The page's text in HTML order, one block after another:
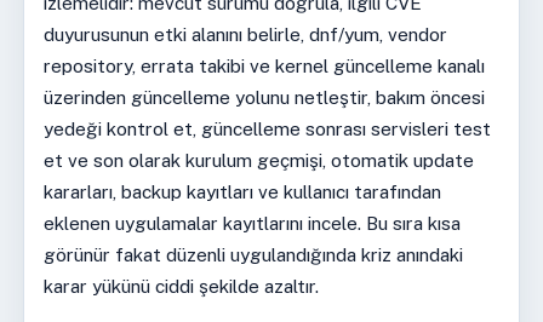
duyurusunun etki alanını belirle, dnf/yum, vendor
repository, errata takibi ve kernel güncelleme kanalı
üzerinden güncelleme yolunu netleştir, bakım öncesi
yedeği kontrol et, güncelleme sonrası servisleri test
et ve son olarak kurulum geçmişi, otomatik update
kararları, backup kayıtları ve kullanıcı tarafından
eklenen uygulamalar kayıtlarını incele. Bu sıra kısa
görünür fakat düzenli uygulandığında kriz anındaki
karar yükünü ciddi şekilde azaltır.